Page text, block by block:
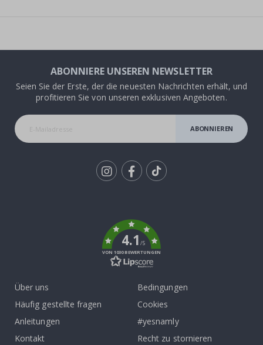
ABONNIERE UNSEREN NEWSLETTER
Seien Sie der Erste, der die neuesten Nachrichten erhält, und
profitieren Sie von unseren exklusiven Angeboten.
ABONNIEREN
4.1/5
VON 1030 BEWERTUNGEN
Über uns
Häufig gestellte fragen
Anleitungen
Kontakt
Bedingungen
Cookies
#yesnamly
Recht zu stornieren